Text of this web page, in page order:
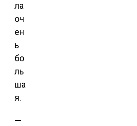
ла
оч
ен
ь
бо
ль
ша
я.
—